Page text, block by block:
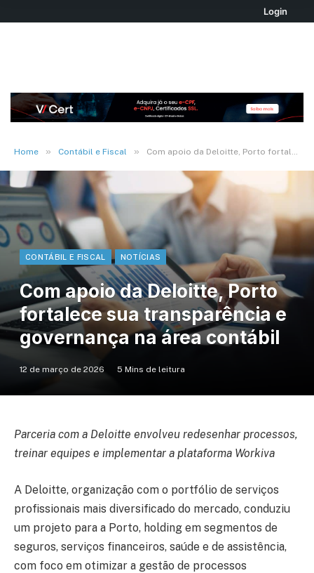
Login
Home » Contábil e Fiscal » Com apoio da Deloitte, Porto fortalece sua transparência e governança na área contábil
CONTÁBIL E FISCAL NOTÍCIAS
Com apoio da Deloitte, Porto
fortalece sua transparência e
governança na área contábil
12 de março de 2026 5 Mins de leitura
Parceria com a Deloitte envolveu redesenhar processos,
treinar equipes e implementar a plataforma Workiva
A Deloitte, organização com o portfólio de serviços
profissionais mais diversificado do mercado, conduziu
um projeto para a Porto, holding em segmentos de
seguros, serviços financeiros, saúde e de assistência,
com foco em otimizar a gestão de processos